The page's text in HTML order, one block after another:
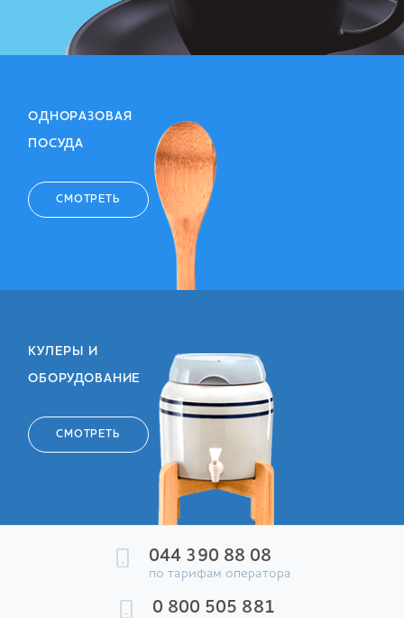
ОДНОРАЗОВАЯ
ПОСУДА
СМОТРЕТЬ
КУЛЕРЫ И
ОБОРУДОВАНИЕ
СМОТРЕТЬ
044 390 88 08
по тарифам оператора
0 800 505 881